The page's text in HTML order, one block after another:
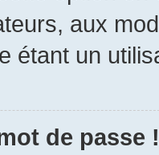
aux
étant un
de passe !